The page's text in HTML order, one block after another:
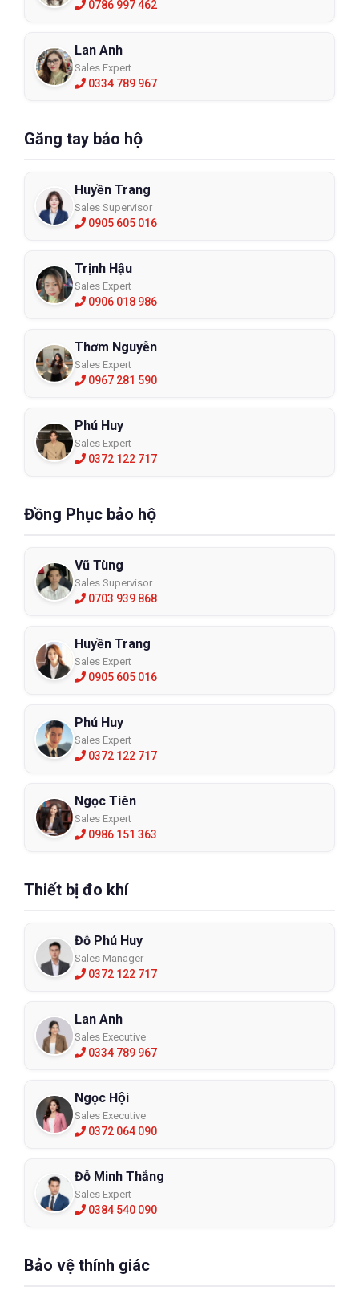
0786 997 462
Lan Anh
Sales Expert
0334 789 967
Găng tay bảo hộ
Huyền Trang
Sales Supervisor
0905 605 016
Trịnh Hậu
Sales Expert
0906 018 986
Thơm Nguyễn
Sales Expert
0967 281 590
Phú Huy
Sales Expert
0372 122 717
Đồng Phục bảo hộ
Vũ Tùng
Sales Supervisor
0703 939 868
Huyền Trang
Sales Expert
0905 605 016
Phú Huy
Sales Expert
0372 122 717
Ngọc Tiên
Sales Expert
0986 151 363
Thiết bị đo khí
Đỗ Phú Huy
Sales Manager
0372 122 717
Lan Anh
Sales Executive
0334 789 967
Ngọc Hội
Sales Executive
0372 064 090
Đỗ Minh Thắng
Sales Expert
0384 540 090
Bảo vệ thính giác